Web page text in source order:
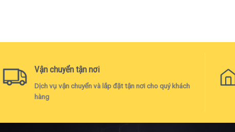
Vận chuyển tận nơi
Dịch vụ vận chuyển và lắp đặt tận nơi cho quý khách
hàng